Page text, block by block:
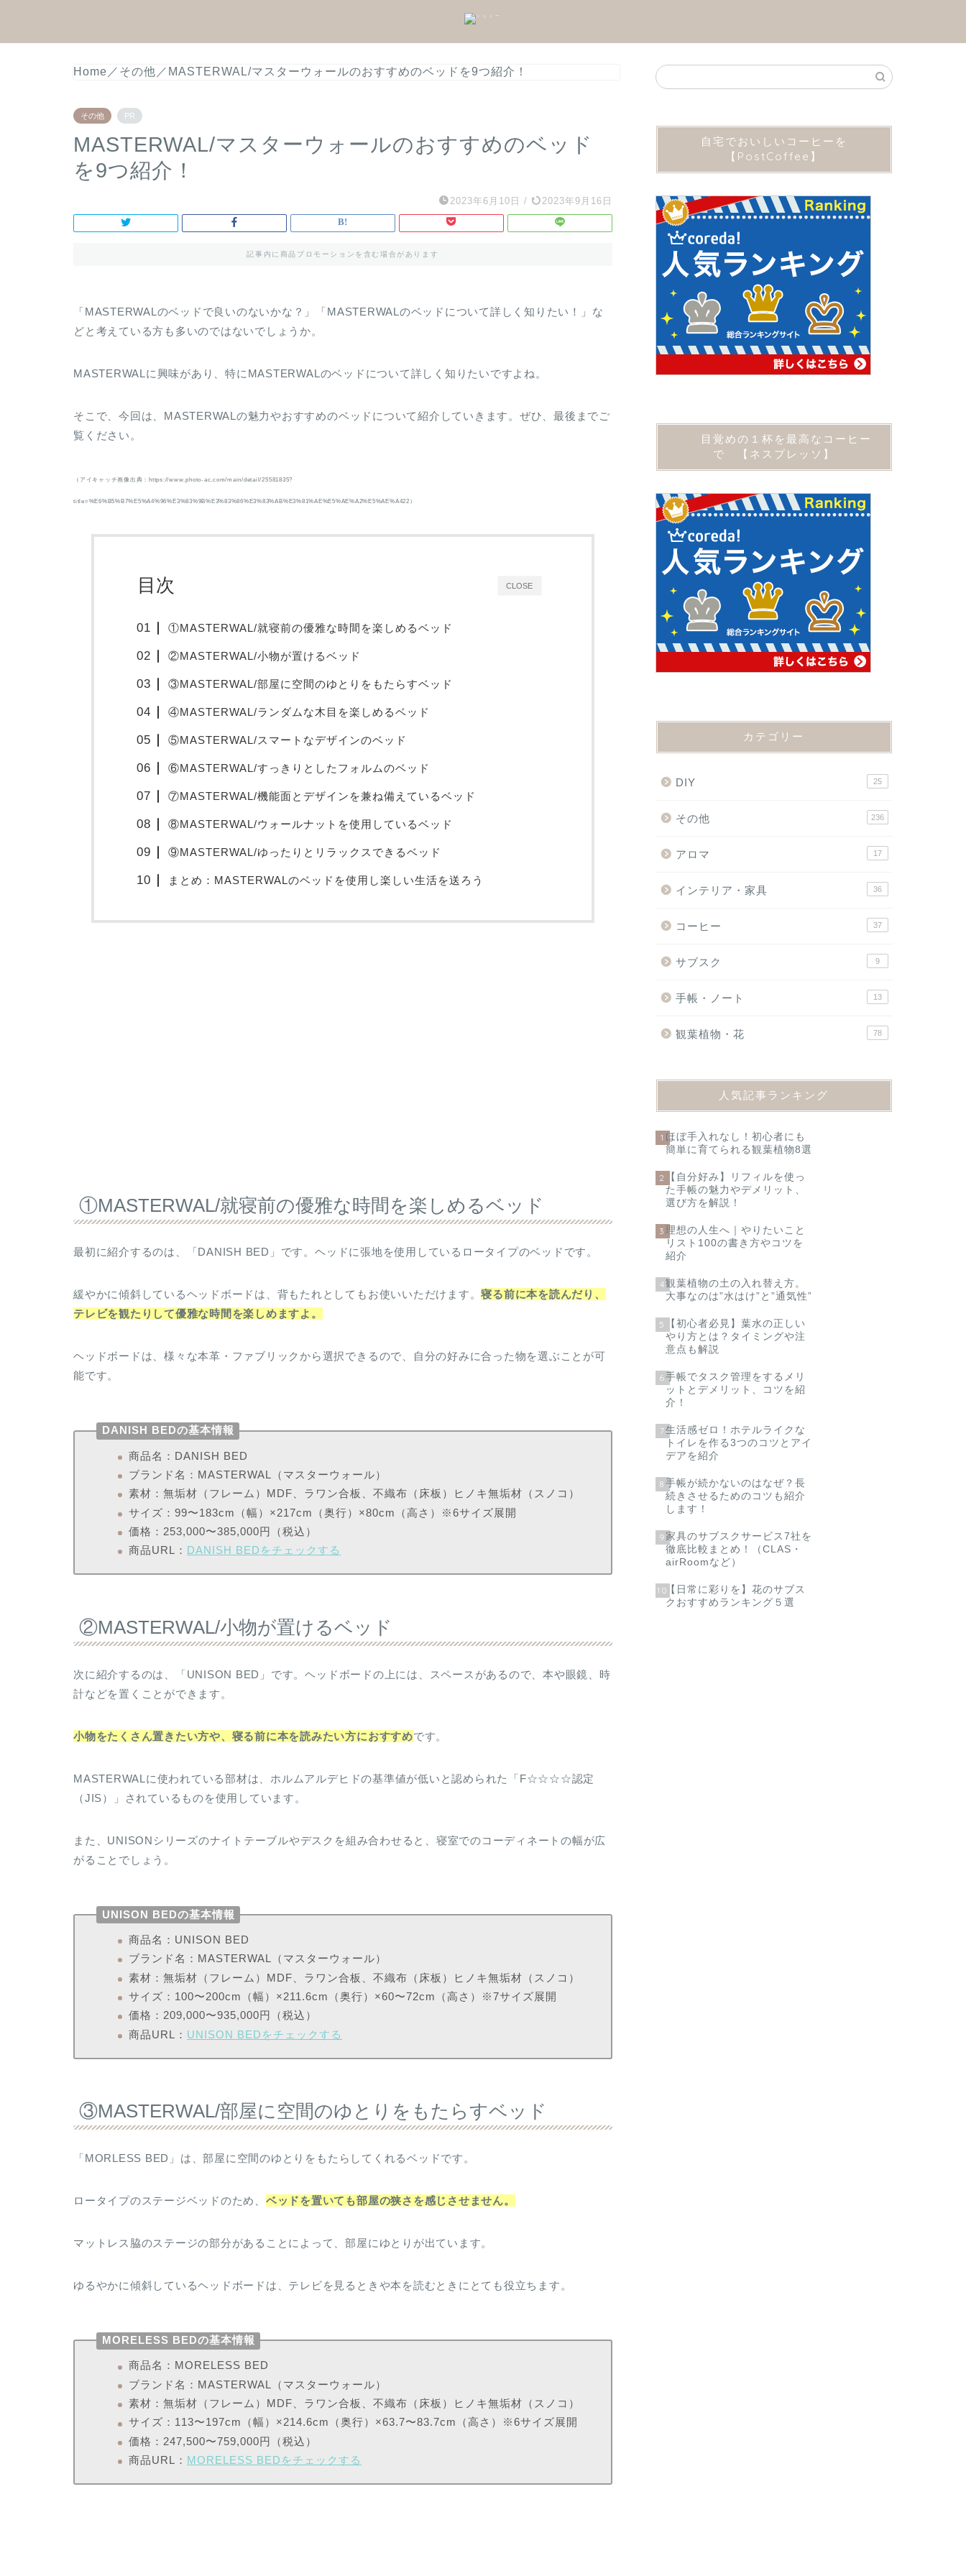
Home ／ その他 ／ MASTERWAL/マスターウォールのおすすめのベッドを9つ紹介！
その他 PR
MASTERWAL/マスターウォールのおすすめのベッド
を9つ紹介！
2023年6月10日 / 2023年9月16日
記事内に商品プロモーションを含む場合があります
「MASTERWALのベッドで良いのないかな？」「MASTERWALのベッドについて詳しく知りたい！」な
どと考えている方も多いのではないでしょうか。
MASTERWALに興味があり、特にMASTERWALのベッドについて詳しく知りたいですよね。
そこで、今回は、MASTERWALの魅力やおすすめのベッドについて紹介していきます。ぜひ、最後までご
覧ください。
（アイキャッチ画像出典：https://www.photo-ac.com/main/detail/25581835?
title=%E6%B5%B7%E5%A4%96%E3%83%9B%E3%83%86%E3%83%AB%E3%81%AE%E5%AE%A2%E5%AE%A422）
CLOSE
目次
①MASTERWAL/就寝前の優雅な時間を楽しめるベッド
②MASTERWAL/小物が置けるベッド
③MASTERWAL/部屋に空間のゆとりをもたらすベッド
④MASTERWAL/ランダムな木目を楽しめるベッド
⑤MASTERWAL/スマートなデザインのベッド
⑥MASTERWAL/すっきりとしたフォルムのベッド
⑦MASTERWAL/機能面とデザインを兼ね備えているベッド
⑧MASTERWAL/ウォールナットを使用しているベッド
⑨MASTERWAL/ゆったりとリラックスできるベッド
まとめ：MASTERWALのベッドを使用し楽しい生活を送ろう
①MASTERWAL/就寝前の優雅な時間を楽しめるベッド
最初に紹介するのは、「DANISH BED」です。ヘッドに張地を使用しているロータイプのベッドです。
緩やかに傾斜しているヘッドボードは、背もたれとしてもお使いいただけます。寝る前に本を読んだり、
テレビを観たりして優雅な時間を楽しめますよ。
ヘッドボードは、様々な本革・ファブリックから選択できるので、自分の好みに合った物を選ぶことが可
能です。
DANISH BEDの基本情報
商品名：DANISH BED
ブランド名：MASTERWAL（マスターウォール）
素材：無垢材（フレーム）MDF、ラワン合板、不織布（床板）ヒノキ無垢材（スノコ）
サイズ：99〜183cm（幅）×217cm（奥行）×80cm（高さ）※6サイズ展開
価格：253,000〜385,000円（税込）
商品URL： DANISH BEDをチェックする
②MASTERWAL/小物が置けるベッド
次に紹介するのは、「UNISON BED」です。ヘッドボードの上には、スペースがあるので、本や眼鏡、時
計などを置くことができます。
小物をたくさん置きたい方や、寝る前に本を読みたい方におすすめです。
MASTERWALに使われている部材は、ホルムアルデヒドの基準値が低いと認められた「F☆☆☆☆認定
（JIS）」されているものを使用しています。
また、UNISONシリーズのナイトテーブルやデスクを組み合わせると、寝室でのコーディネートの幅が広
がることでしょう。
UNISON BEDの基本情報
商品名：UNISON BED
ブランド名：MASTERWAL（マスターウォール）
素材：無垢材（フレーム）MDF、ラワン合板、不織布（床板）ヒノキ無垢材（スノコ）
サイズ：100〜200cm（幅）×211.6cm（奥行）×60〜72cm（高さ）※7サイズ展開
価格：209,000〜935,000円（税込）
商品URL： UNISON BEDをチェックする
③MASTERWAL/部屋に空間のゆとりをもたらすベッド
「MORLESS BED」は、部屋に空間のゆとりをもたらしてくれるベッドです。
ロータイプのステージベッドのため、 ベッドを置いても部屋の狭さを感じさせません。
マットレス脇のステージの部分があることによって、部屋にゆとりが出ています。
ゆるやかに傾斜しているヘッドボードは、テレビを見るときや本を読むときにとても役立ちます。
MORELESS BEDの基本情報
商品名：MORELESS BED
ブランド名：MASTERWAL（マスターウォール）
素材：無垢材（フレーム）MDF、ラワン合板、不織布（床板）ヒノキ無垢材（スノコ）
サイズ：113〜197cm（幅）×214.6cm（奥行）×63.7〜83.7cm（高さ）※6サイズ展開
価格：247,500〜759,000円（税込）
商品URL： MORELESS BEDをチェックする
自宅でおいしいコーヒーを
【PostCoffee】
目覚めの１杯を最高なコーヒー
で 【ネスプレッソ】
カテゴリー
DIY 25
その他 236
アロマ 17
インテリア・家具 36
コーヒー 37
サブスク 9
手帳・ノート 13
観葉植物・花 78
人気記事ランキング
1 ほぼ手入れなし！初心者にも
簡単に育てられる観葉植物8選
2
【自分好み】リフィルを使っ
た手帳の魅力やデメリット、
選び方を解説！
3理想の人生へ｜やりたいこと
リスト100の書き方やコツを
紹介
4観葉植物の土の入れ替え方。
大事なのは”水はけ”と”通気性”
5
【初心者必見】葉水の正しい
やり方とは？タイミングや注
意点も解説
6手帳でタスク管理をするメリ
ットとデメリット、コツを紹
介！
7生活感ゼロ！ホテルライクな
トイレを作る3つのコツとアイ
デアを紹介
8手帳が続かないのはなぜ？長
続きさせるためのコツも紹介
します！
9家具のサブスクサービス7社を
徹底比較まとめ！（CLAS・
airRoomなど）
10【日常に彩りを】花のサブス
クおすすめランキング５選